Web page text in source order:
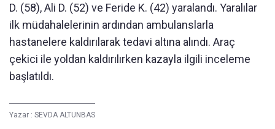
D. (58), Ali D. (52) ve Feride K. (42) yaralandı. Yaralılar
ilk müdahalelerinin ardından ambulanslarla
hastanelere kaldırılarak tedavi altına alındı. Araç
çekici ile yoldan kaldırılırken kazayla ilgili inceleme
başlatıldı.
Yazar : SEVDA ALTUNBAS